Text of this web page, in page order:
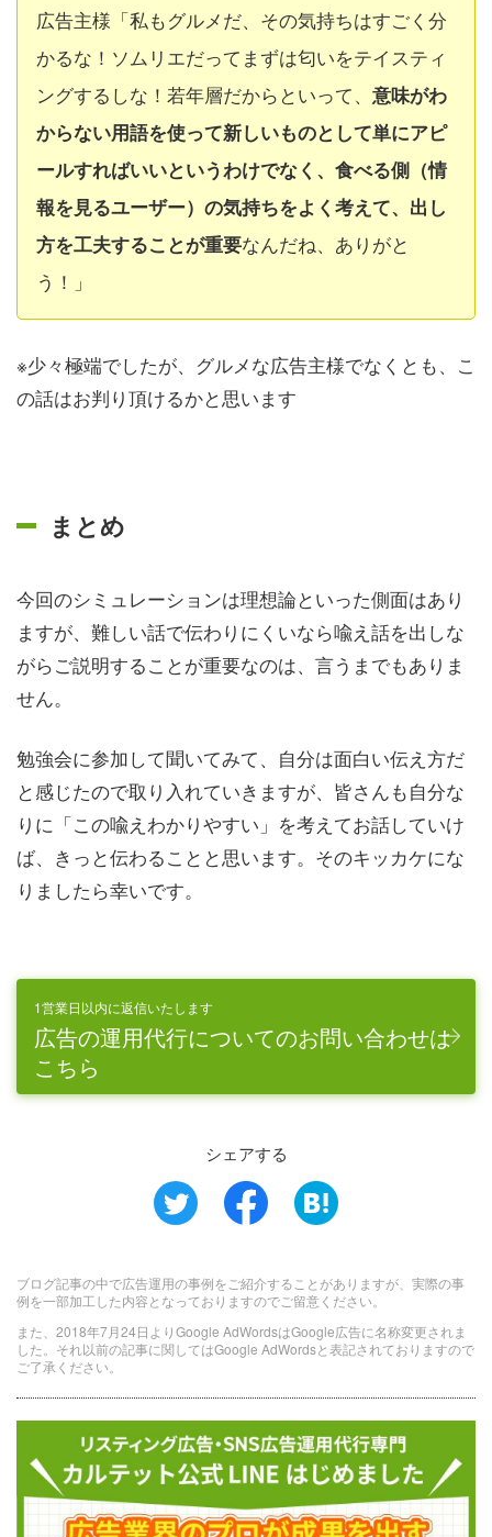
広告主様「私もグルメだ、その気持ちはすごく分
かるな！ソムリエだってまずは匂いをテイスティ
ングするしな！若年層だからといって、 意味がわ
からない用語を使って新しいものとして単にアピ
ールすればいいというわけでなく、食べる側（情
報を見るユーザー）の気持ちをよく考えて、出し
方を工夫することが重要なんだね、ありがと
う！」
※少々極端でしたが、グルメな広告主様でなくとも、こ
の話はお判り頂けるかと思います
まとめ
今回のシミュレーションは理想論といった側面はあり
ますが、難しい話で伝わりにくいなら喩え話を出しな
がらご説明することが重要なのは、言うまでもありま
せん。
勉強会に参加して聞いてみて、自分は面白い伝え方だ
と感じたので取り入れていきますが、皆さんも自分な
りに「この喩えわかりやすい」を考えてお話していけ
ば、きっと伝わることと思います。そのキッカケにな
りましたら幸いです。
1営業日以内に返信いたします
広告の運用代行についてのお問い合わせは
こちら
シェアする
ブログ記事の中で広告運用の事例をご紹介することがありますが、実際の事
例を一部加工した内容となっておりますのでご留意ください。
また、2018年7月24日よりGoogle AdWordsはGoogle広告に名称変更されま
した。それ以前の記事に関してはGoogle AdWordsと表記されておりますので
ご了承ください。